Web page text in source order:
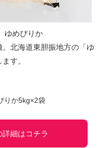
ゆめぴりか
北海道東胆振地方の「ゆ
す。
りか5kg×2袋
細はコチラ